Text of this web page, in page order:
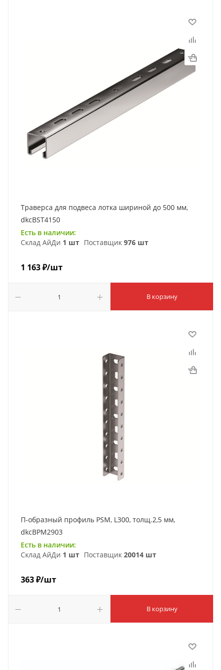
Траверса для подвеса лотка шириной до 500 мм,
dkcBST4150
Есть в наличии:
Склад АйДи 1 шт Поставщик 976 шт
1 163₽/шт
В корзину
П-образный профиль PSM, L300, толщ.2,5 мм,
dkcBPM2903
Есть в наличии:
Склад АйДи 1 шт Поставщик 20014 шт
363₽/шт
В корзину